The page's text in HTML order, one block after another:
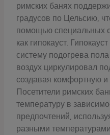
римских банях
градусов по Цельсию,
помощью специальных
как гипокауст.
систему подогрева
воздух циркулировал
создавая комфортную
Посетители римских
температуру в
предпочтений,
разными